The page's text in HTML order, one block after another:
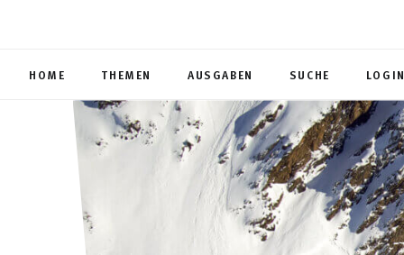
HOME THEMEN AUSGABEN SUCHE